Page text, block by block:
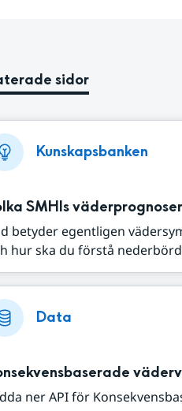
sidor
Kunskapsbanken
SMHIs väderprognoser
betyder egentligen
hur ska du förstå
Data
ner API för